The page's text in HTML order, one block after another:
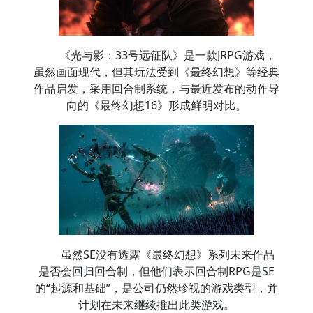
《光与影：33号远征队》是一款JRPG游戏，
虽然画面现代，但其玩法受到《最终幻想》等经典
作品启发，采用回合制系统，与最近发布的动作导
向的《最终幻想16》形成鲜明对比。
虽然SE没有透露《最终幻想》系列未来作品
是否会回归回合制，但他们表示回合制RPG是SE
的“起源和基础”，是公司仍然珍视的游戏类型，并
计划在未来继续推出此类游戏。